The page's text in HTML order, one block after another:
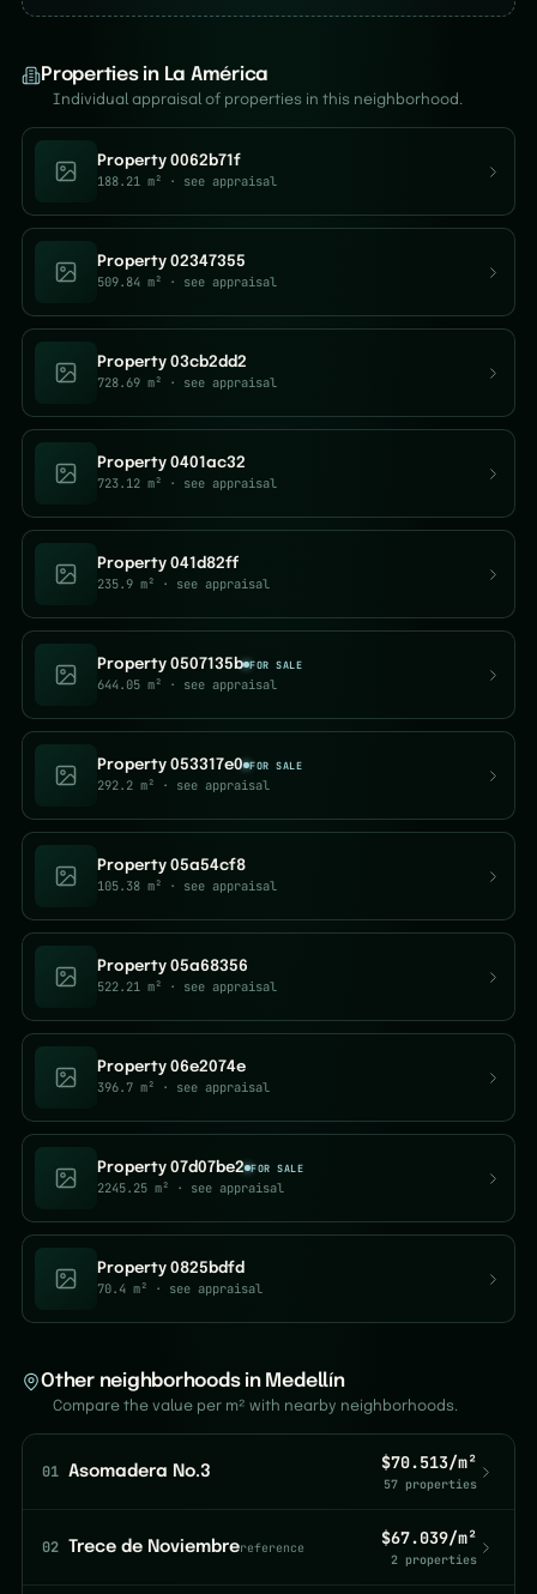
Properties in La América
Individual appraisal of properties in this neighborhood.
Property 0062b71f
188.21 m² · see appraisal
Property 02347355
509.84 m² · see appraisal
Property 03cb2dd2
728.69 m² · see appraisal
Property 0401ac32
723.12 m² · see appraisal
Property 041d82ff
235.9 m² · see appraisal
Property 0507135b FOR SALE
644.05 m² · see appraisal
Property 053317e0 FOR SALE
292.2 m² · see appraisal
Property 05a54cf8
105.38 m² · see appraisal
Property 05a68356
522.21 m² · see appraisal
Property 06e2074e
396.7 m² · see appraisal
Property 07d07be2 FOR SALE
2245.25 m² · see appraisal
Property 0825bdfd
70.4 m² · see appraisal
Other neighborhoods in Medellín
Compare the value per m² with nearby neighborhoods.
01 Asomadera No.3 $70.513/m²
57 properties
02 Trece de Noviembrereference $67.039/m²
2 properties